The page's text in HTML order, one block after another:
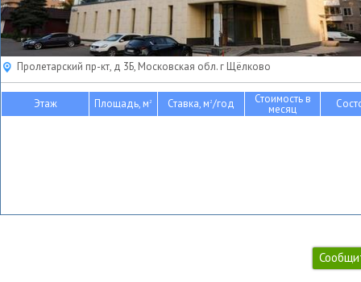
Пролетарский пр-кт, д 3Б, Московская обл. г Щёлково
Этаж Площадь, м2 Ставка, м2/год Стоимость в
месяц